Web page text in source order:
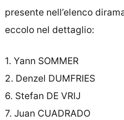
presente nell’elenco
eccolo nel dettaglio:
1. Yann SOMMER
2. Denzel DUMFRIES
6. Stefan DE VRIJ
7. Juan CUADRADO